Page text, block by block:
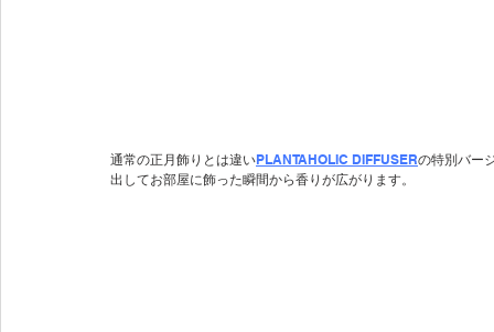
通常の正月飾りとは違いPLANTAHOLIC DIFFUSERの特別バー
出してお部屋に飾った瞬間から香りが広がります。